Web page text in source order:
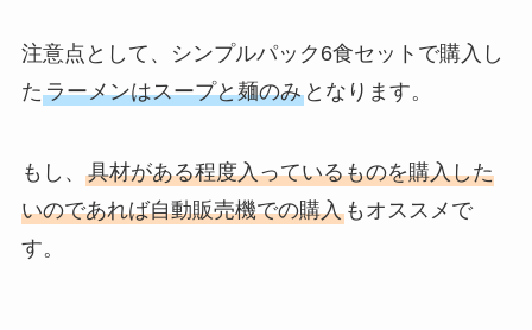
注意点として、シンプルパック6食セットで購入し
たラーメンはスープと麺のみとなります。
もし、 具材がある程度入っているものを購入した
いのであれば自動販売機での購入もオススメで
す。